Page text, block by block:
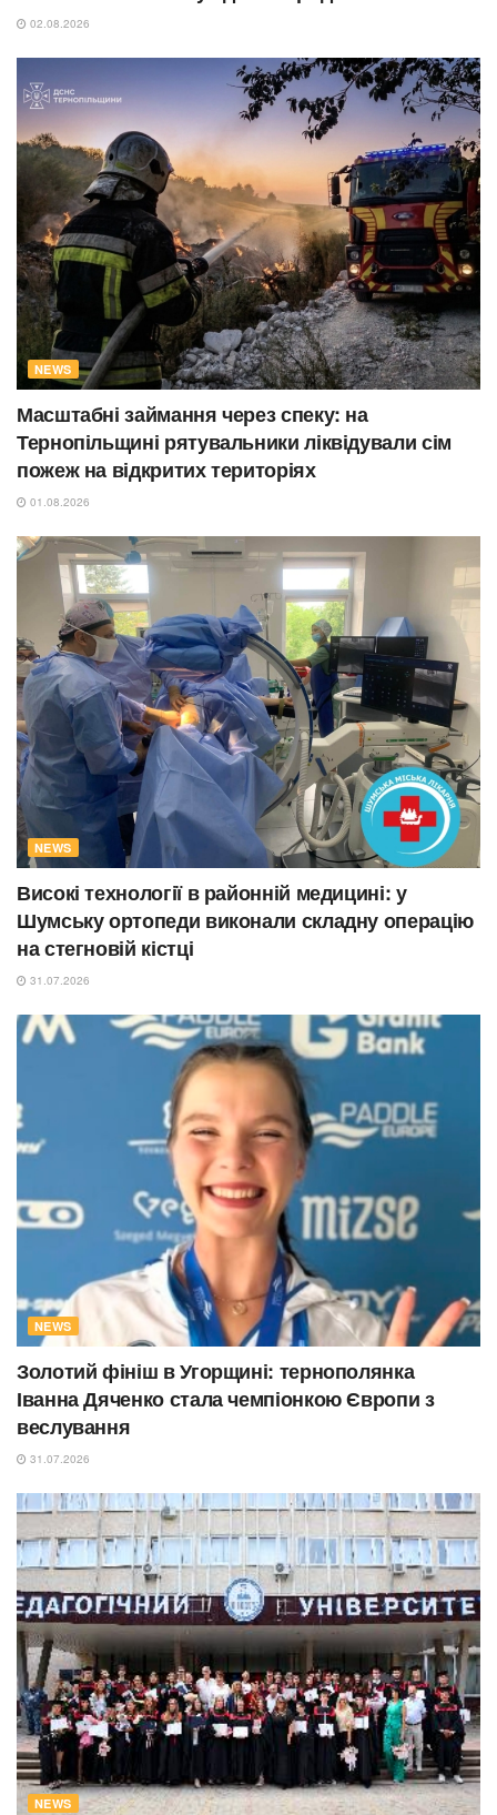
02.08.2026
NEWS
Масштабні займання через спеку: на
Тернопільщині рятувальники ліквідували сім
пожеж на відкритих територіях
01.08.2026
NEWS
Високі технології в районній медицині: у
Шумську ортопеди виконали складну операцію
на стегновій кістці
31.07.2026
NEWS
Золотий фініш в Угорщині: тернополянка
Іванна Дяченко стала чемпіонкою Європи з
веслування
31.07.2026
NEWS